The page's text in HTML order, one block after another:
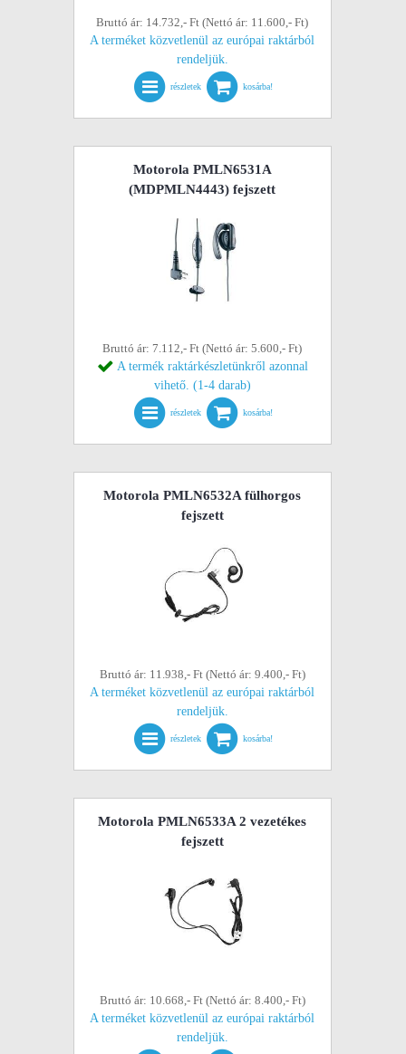
Bruttó ár: 14.732,- Ft (Nettó ár: 11.600,- Ft)
A terméket közvetlenül az európai raktárból
rendeljük.
részletek kosárba!
Motorola PMLN6531A
(MDPMLN4443) fejszett
Bruttó ár: 7.112,- Ft (Nettó ár: 5.600,- Ft)
A termék raktárkészletünkről azonnal
vihető. (1-4 darab)
részletek kosárba!
Motorola PMLN6532A fülhorgos
fejszett
Bruttó ár: 11.938,- Ft (Nettó ár: 9.400,- Ft)
A terméket közvetlenül az európai raktárból
rendeljük.
részletek kosárba!
Motorola PMLN6533A 2 vezetékes
fejszett
Bruttó ár: 10.668,- Ft (Nettó ár: 8.400,- Ft)
A terméket közvetlenül az európai raktárból
rendeljük.